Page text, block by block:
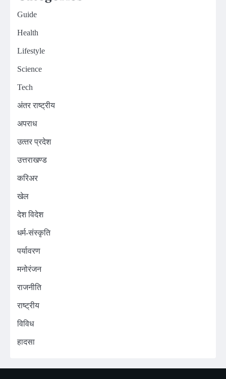
Guide
Health
Lifestyle
Science
Tech
अंतर राष्ट्रीय
अपराध
उत्‍तर प्रदेश
उत्तराखण्ड
करिअर
खेल
देश विदेश
धर्म-संस्कृति
पर्यावरण
मनोरंजन
राजनीति
राष्ट्रीय
विविध
हादसा